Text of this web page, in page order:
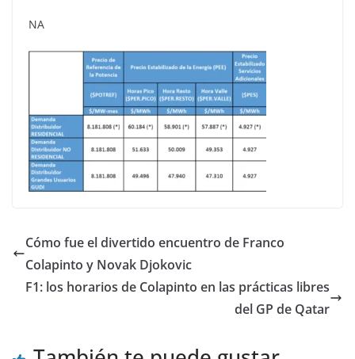
NA
Cómo fue el divertido encuentro de Franco
Colapinto y Novak Djokovic
F1: los horarios de Colapinto en las prácticas libres
del GP de Qatar